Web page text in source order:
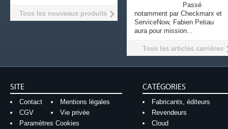
Passé
notamment par Checkmarx et
ServiceNow, Fabien Petiau
aura pour mission...
Tous les articles carrières
Tous les nouveaux produits
SITE
Contact
Mentions légales
CGV
Vie privée
Paramètres Cookies
CATÉGORIES
Fabricants, éditeurs
Revendeurs
Cloud